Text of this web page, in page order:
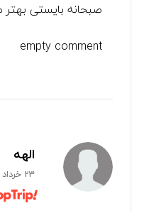
صبحانه بایستی بهتر
empty comment
الهه
23 خرداد 1404